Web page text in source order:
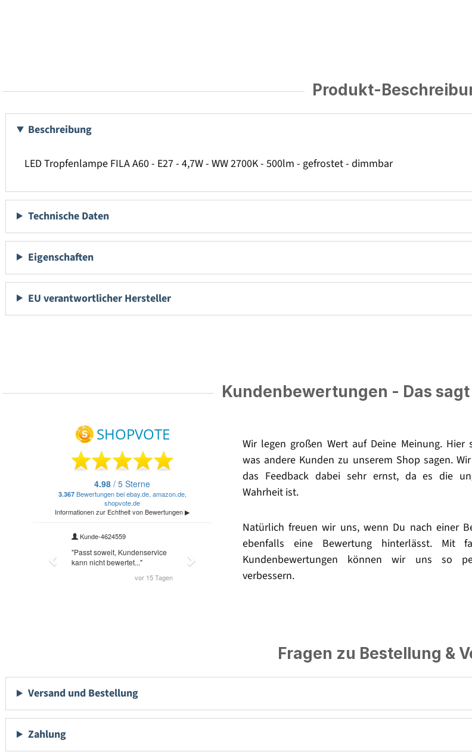
Produkt-
Beschreibung
LED Tropfenlampe FILA A60 - E27 - 4,7W - WW 2700K - 500lm - gefrostet - dimmbar
Technische Daten
Eigenschaften
EU verantwortlicher Hersteller
Kundenbewertungen - Das
Wir legen großen Wert auf Deine Meinung. Hier
was andere Kunden zu unserem Shop sagen.
das Feedback dabei sehr ernst, da es die
Wahrheit ist.
Natürlich freuen wir uns, wenn Du nach einer
ebenfalls eine Bewertung hinterlässt. Mit
Kundenbewertungen können wir uns so
verbessern.
Fragen zu Bestellung &
Versand und Bestellung
Zahlung